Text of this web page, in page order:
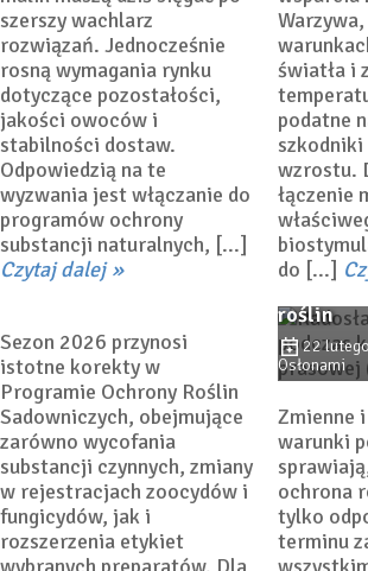
szerszy wachlarz
rozwiązań. Jednocześnie
rosną wymagania rynku
dotyczące pozostałości,
jakości owoców i
stabilności dostaw.
Odpowiedzią na te
wyzwania jest włączanie do
programów ochrony
substancji naturalnych, [...]
Czytaj dalej
światła i
podatne
szkodniki
wzrostu.
łączenie
do [...]
Środki ochrony na 2026 –
najważniejsze zmiany w
jagodnikach
6 marca 2026
Sezon 2026 przynosi
istotne korekty w
Programie Ochrony Roślin
Sadowniczych, obejmujące
zarówno wycofania
substancji czynnych, zmiany
w rejestracjach zoocydów i
fungicydów, jak i
rozszerzenia etykiet
Wysoka
roślin
22
Osłonami
Zmienne
warunki
ochrona
tylko
terminu